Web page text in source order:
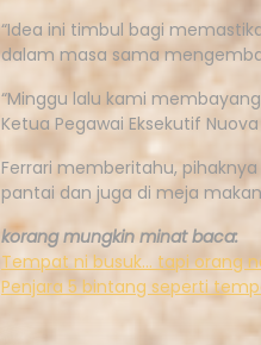
“Idea ini timbul bagi
dalam masa sama
“Minggu lalu kami
Ketua Pegawai Eksekutif
Ferrari memberitahu,
pantai dan juga di meja
korang mungkin minat baca:
Tempat ni busuk… tapi orang
Penjara 5 bintang seperti